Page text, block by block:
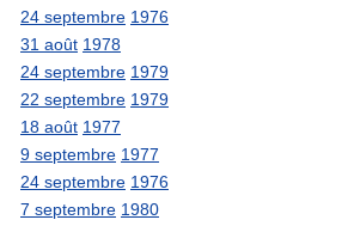
24 septembre 1976
31 août 1978
24 septembre 1979
22 septembre 1979
18 août 1977
9 septembre 1977
24 septembre 1976
7 septembre 1980